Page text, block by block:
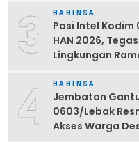
3 BABINSA
Pasi Intel
HAN 2026,
Lingkungan
4 BABINSA
Jembatan
0603/Lebak
Akses Warga